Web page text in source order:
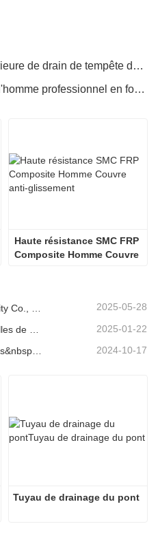
précédent : Couverture extérieure de drain de tempête de grille en acier
suivant : Couvercle de trou d'homme professionnel en fonte ductile robuste
Haute résistance SMC FRP
Composite Homme Couvre
2025-05-28
2025-01-22
Tuyaux de drainage des ponts&nbsp;: garantir une gestion efficace de l’eau dans les infrastructures modernes 2024-10-17
Tuyau de drainage du pont